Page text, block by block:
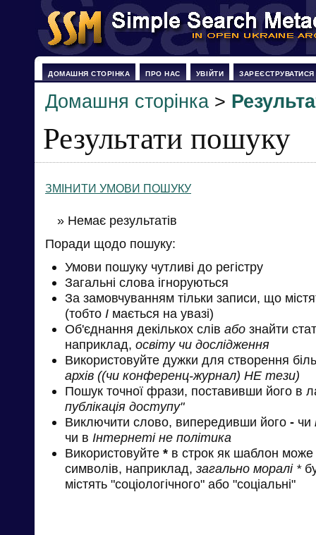
ДОМАШНЯ СТОРІНКА ПРО НАС УВІЙТИ ЗАРЕЄСТРУВАТИСЯ
Домашня сторінка >
Результати пошуку
ЗМІНИТИ УМОВИ ПОШУКУ
» Немає результатів
Поради щодо пошуку:
Умови пошуку чутливі до регістру
Загальні слова ігноруються
За замовчуванням тільки записи, що
(тобто І мається на увазі)
Об'єднання декількох слів або знайти
наприклад, освіту чи дослідження
Використовуйте дужки для створення
архів ((чи конференц-журнал) НЕ тези)
Пошук точної фрази, поставивши його в
публікація доступу"
Виключити слово, випередивши його - чи
чи в Інтернеті не політика
Використовуйте * в строк як шаблон може
символів, наприклад, загально моралі *
містять "соціологічного" або "соціальні"